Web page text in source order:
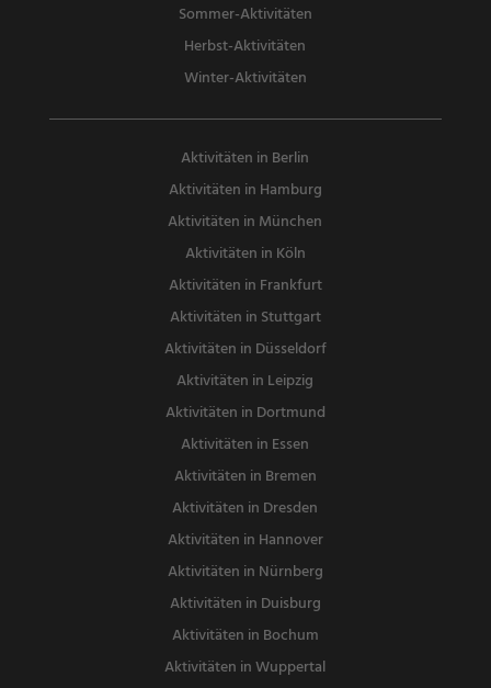
Sommer-Aktivitäten
Herbst-Aktivitäten
Winter-Aktivitäten
Aktivitäten in Berlin
Aktivitäten in Hamburg
Aktivitäten in München
Aktivitäten in Köln
Aktivitäten in Frankfurt
Aktivitäten in Stuttgart
Aktivitäten in Düsseldorf
Aktivitäten in Leipzig
Aktivitäten in Dortmund
Aktivitäten in Essen
Aktivitäten in Bremen
Aktivitäten in Dresden
Aktivitäten in Hannover
Aktivitäten in Nürnberg
Aktivitäten in Duisburg
Aktivitäten in Bochum
Aktivitäten in Wuppertal